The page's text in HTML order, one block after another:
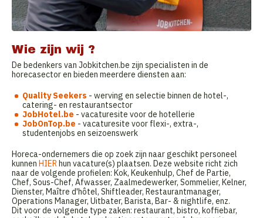
Wie zijn wij ?
De bedenkers van Jobkitchen.be zijn specialisten in de
horecasector en bieden meerdere diensten aan:
Quality Seekers - werving en selectie binnen de hotel-,
catering- en restaurantsector
JobHotel.be - vacaturesite voor de hotellerie
JobOnTop.be - vacaturesite voor flexi-, extra-,
studentenjobs en seizoenswerk
Horeca-ondernemers die op zoek zijn naar geschikt personeel
kunnen HIER hun vacature(s) plaatsen. Deze website richt zich
naar de volgende profielen: Kok, Keukenhulp, Chef de Partie,
Chef, Sous-Chef, Afwasser, Zaalmedewerker, Sommelier, Kelner,
Dienster, Maître d'hôtel, Shiftleader, Restaurantmanager,
Operations Manager, Uitbater, Barista, Bar- & nightlife, enz.
Dit voor de volgende type zaken: restaurant, bistro, koffiebar,